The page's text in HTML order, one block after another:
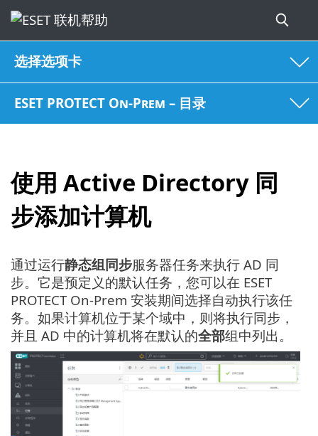
选择选项卡
ESET PROTECT On-Prem – 目录
使用 Active Directory 同
步添加计算机
通过运行静态组同步服务器任务来执行 AD 同
步。它是预定义的默认任务，您可以在 ESET
PROTECT On-Prem 安装期间选择自动执行该任
务。如果计算机位于某个域中，则将执行同步，
并且 AD 中的计算机将在默认的全部组中列出。